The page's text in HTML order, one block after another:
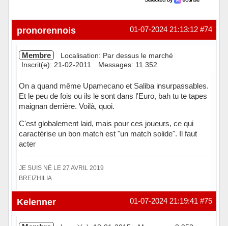
#74
01-07-2024 21:13:12
pronorennois
Membre
Localisation: Par dessus le marché
Inscrit(e): 21-02-2011
Messages: 11 352
On a quand même Upamecano et Saliba insurpassables.
Et le peu de fois ou ils le sont dans l'Euro, bah tu te tapes
maignan derrière. Voilà, quoi.
C'est globalement laid, mais pour ces joueurs, ce qui
caractérise un bon match est "un match solide". Il faut
acter
JE SUIS NÉ LE 27 AVRIL 2019
BREIZHILIA
Hors ligne #75
01-07-2024 21:19:41
Kelenner